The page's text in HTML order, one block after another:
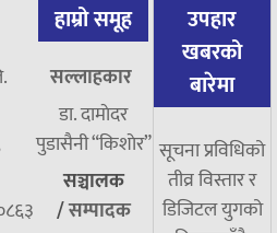
हाम्रो समूह
सल्लाहकार
डा. दामाेदर
पुडासैनी “किशाेर”
सञ्चालक
/सम्पादक
उपहार
खबरको
बारेमा
सूचना प्रविधिको
तीव्र विस्तार र
डिजिटल युगको